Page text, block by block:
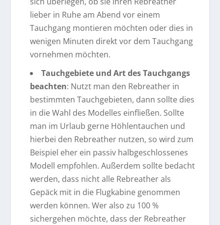
lieber in Ruhe am Abend vor einem
Tauchgang montieren möchten oder dies in
wenigen Minuten direkt vor dem Tauchgang
vornehmen möchten.
Tauchgebiete und Art des Tauchgangs
beachten: Nutzt man den Rebreather in
bestimmten Tauchgebieten, dann sollte dies
in die Wahl des Modelles einfließen. Sollte
man im Urlaub gerne Höhlentauchen und
hierbei den Rebreather nutzen, so wird zum
Beispiel eher ein passiv halbgeschlossenes
Modell empfohlen. Außerdem sollte bedacht
werden, dass nicht alle Rebreather als
Gepäck mit in die Flugkabine genommen
werden können. Wer also zu 100 %
sichergehen möchte, dass der Rebreather